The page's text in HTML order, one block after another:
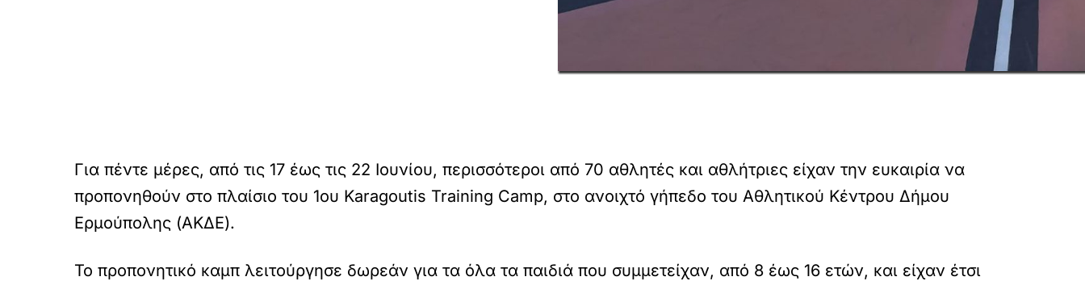
Για πέντε μέρες, από τις 17 έως τις 22 Ιουνίου, περισσότεροι από 70 αθλητές και αθλήτριες είχαν την ευκαιρία να
προπονηθούν στο πλαίσιο του 1ου Karagoutis Training Camp, στο ανοιχτό γήπεδο του Αθλητικού Κέντρου Δήμου
Ερμούπολης (ΑΚΔΕ).
Το προπονητικό καμπ λειτούργησε δωρεάν για τα όλα τα παιδιά που συμμετείχαν, από 8 έως 16 ετών, και είχαν έτσι